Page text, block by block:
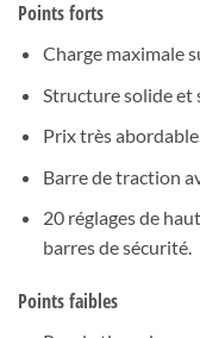
Points forts
Charge maximale
Structure solide et
Prix très
Barre de traction
20 réglages de
barres de sécurité.
Points faibles